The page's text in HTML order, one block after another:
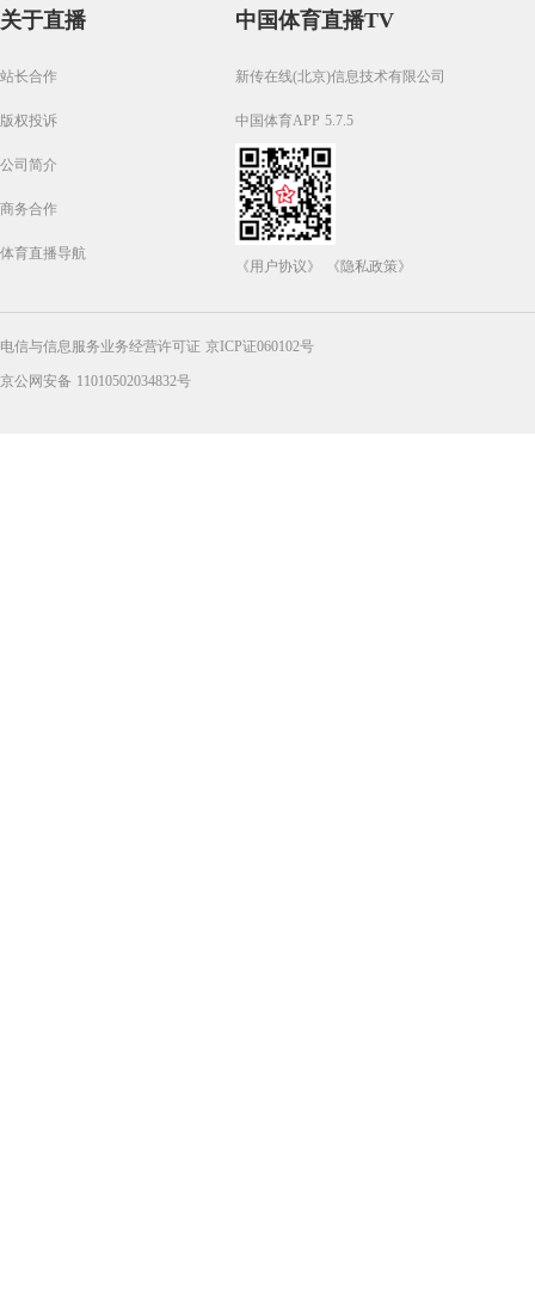
关于直播
站长合作
版权投诉
公司简介
商务合作
体育直播导航
中国体育直播TV
新传在线(北京)信息技术有限公司
中国体育APP 5.7.5
《用户协议》 《隐私政策》
电信与信息服务业务经营许可证 京ICP证060102号
京公网安备 11010502034832号